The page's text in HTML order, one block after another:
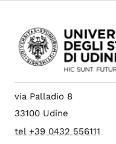
via Palladio 8
33100 Udine
tel +39 0432 556111